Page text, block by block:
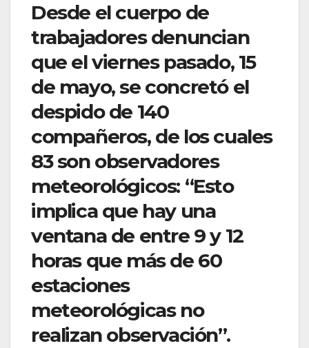
Desde el cuerpo de
trabajadores denuncian
que el viernes pasado, 15
de mayo, se concretó el
despido de 140
compañeros, de los cuales
83 son observadores
meteorológicos: “Esto
implica que hay una
ventana de entre 9 y 12
horas que más de 60
estaciones
meteorológicas no
realizan observación”.